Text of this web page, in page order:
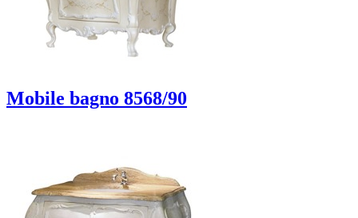
Mobile bagno 8568/90